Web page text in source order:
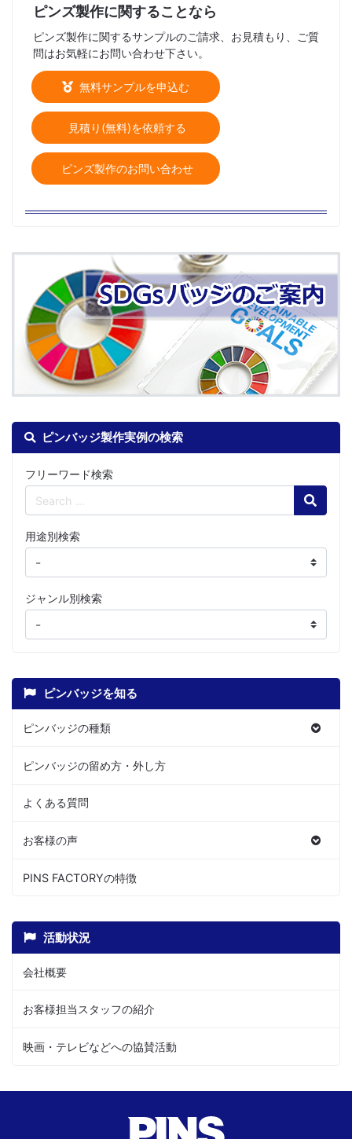
ピンバッジ製作実例の検索
フリーワード検索
Search
用途別検索
ジャンル別検索
ピンバッジを知る
ピンバッジの種類
ピンバッジの留め方・外し方
よくある質問
お客様の声
PINS FACTORYの特徴
活動状況
会社概要
お客様担当スタッフの紹介
映画・テレビなどへの協賛活動
ピンズ製作に関することなら
ピンズ製作に関するサンプルのご請求、お見積もり、ご質
問はお気軽にお問い合わせ下さい。
無料サンプルを申込む
見積り(無料)を依頼する
ピンズ製作のお問い合わせ